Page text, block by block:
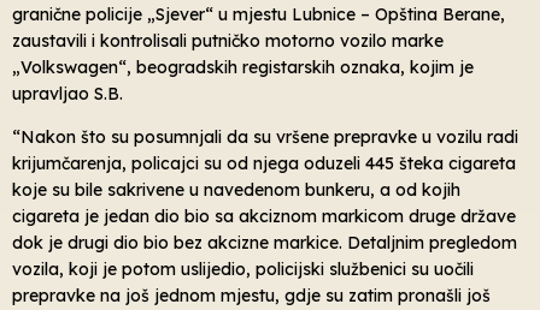
granične policije „Sjever“ u mjestu Lubnice – Opština Berane,
zaustavili i kontrolisali putničko motorno vozilo marke
„Volkswagen“, beogradskih registarskih oznaka, kojim je
upravljao S.B.
“Nakon što su posumnjali da su vršene prepravke u vozilu radi
krijumčarenja, policajci su od njega oduzeli 445 šteka cigareta
koje su bile sakrivene u navedenom bunkeru, a od kojih
cigareta je jedan dio bio sa akciznom markicom druge države
dok je drugi dio bio bez akcizne markice. Detaljnim pregledom
vozila, koji je potom uslijedio, policijski službenici su uočili
prepravke na još jednom mjestu, gdje su zatim pronašli još